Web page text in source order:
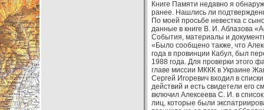
Книге Памяти недавно я
ранее. Нашлись ли
По моей просьбе невестка с
данные в книге В. И. Аблазова
События, материалы и
«Было сообщено также, что
года в провинции Кабул, был
1988 года. Для проверки этого
главе миссии МККК в Украине
Сергей Игоревич входил в
действий и есть свидетели его
включил Алексеева С. И. в
лиц, которые были